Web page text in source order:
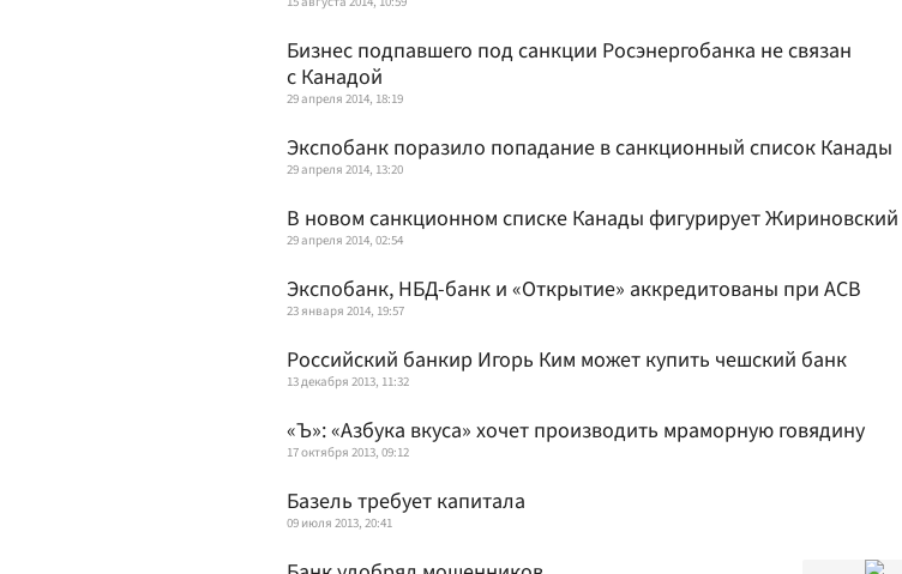
Бизнес подпавшего под санкции Росэнергобанка не связан
с Канадой
29 апреля 2014, 18:19
Экспобанк поразило попадание в санкционный список Канады
29 апреля 2014, 13:20
В новом санкционном списке Канады фигурирует Жириновский
29 апреля 2014, 02:54
Экспобанк, НБД-банк и «Открытие» аккредитованы при АСВ
23 января 2014, 19:57
Российский банкир Игорь Ким может купить чешский банк
13 декабря 2013, 11:32
«Ъ»: «Азбука вкуса» хочет производить мраморную говядину
17 октября 2013, 09:12
Базель требует капитала
09 июля 2013, 20:41